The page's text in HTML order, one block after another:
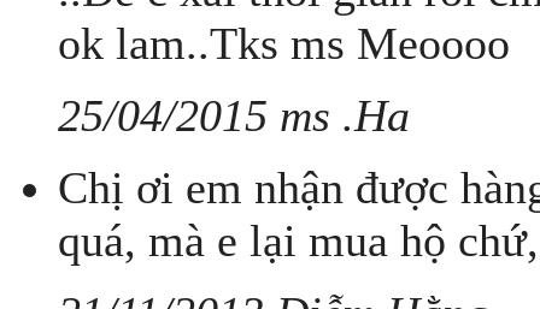
ok lam..Tks ms Meoooo
25/04/2015 ms .Ha
Chị ơi em nhận được
quá, mà e lại mua hộ